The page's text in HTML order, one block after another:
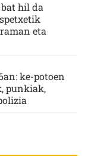
bat hil da
eta
ke-potoen
punkiak,